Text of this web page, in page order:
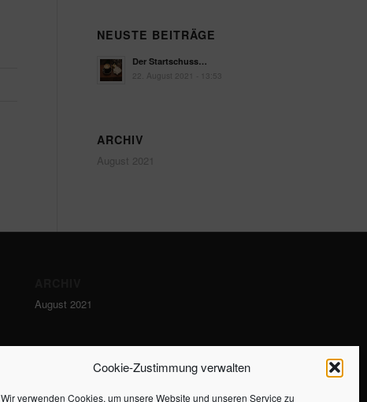
Cookie-Zustimmung verwalten
Wir verwenden Cookies, um unsere Website und unseren Service zu
NEUSTE BEITRÄGE
Der Startschuss…
22. August 2021 - 13:53
ARCHIV
August 2021
August 2021